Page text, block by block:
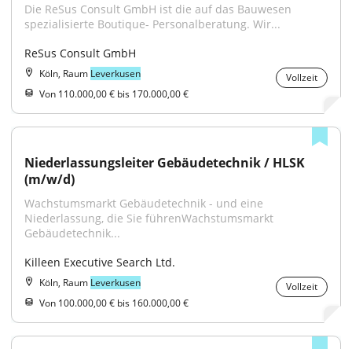
Die ReSus Consult GmbH ist die auf das Bauwesen
spezialisierte Boutique- Personalberatung. Wir...
ReSus Consult GmbH
Köln, Raum Leverkusen
Vollzeit
Von 110.000,00 € bis 170.000,00 €
Niederlassungsleiter Gebäudetechnik / HLSK
(m/w/d)
Wachstumsmarkt Gebäudetechnik - und eine
Niederlassung, die Sie führenWachstumsmarkt
Gebäudetechnik...
Killeen Executive Search Ltd.
Köln, Raum Leverkusen
Vollzeit
Von 100.000,00 € bis 160.000,00 €